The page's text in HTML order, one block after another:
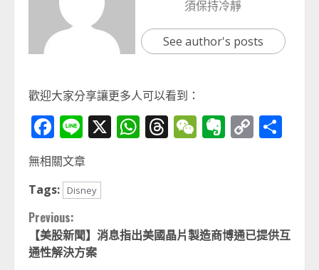
須保持冷靜
See author's posts
歡迎大家分享讓更多人可以看到：
Facebook
Line
X WhatsApp
Threads
WeChat
Evernote
Copy
無相關文章
Tags:
Disney
Continue
Reading
Previous:
【美股新聞】消息指出美國晶片製造商博通已提供互
通性解決方案